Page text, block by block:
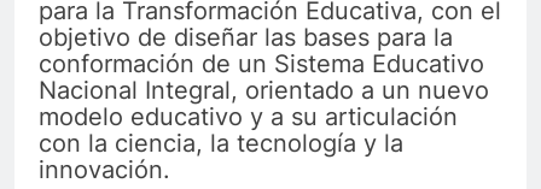
para la Transformación Educativa, con el
objetivo de diseñar las bases para la
conformación de un Sistema Educativo
Nacional Integral, orientado a un nuevo
modelo educativo y a su articulación
con la ciencia, la tecnología y la
innovación.